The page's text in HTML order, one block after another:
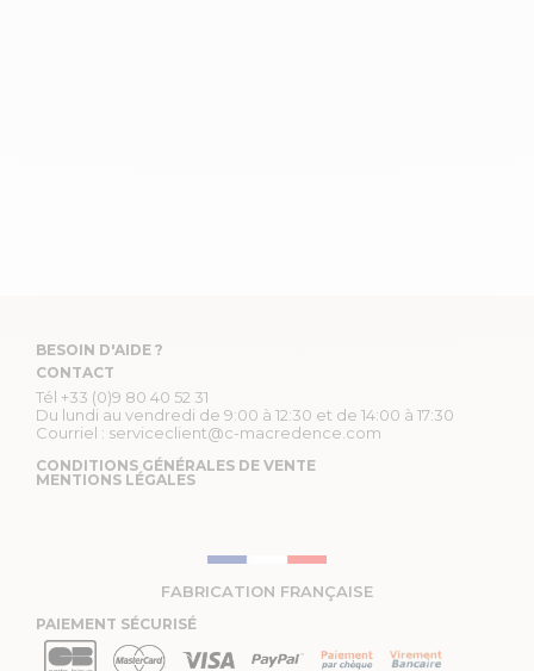
BESOIN D'AIDE ?
CONTACT
Tél +33 (0)9 80 40 52 31
Du lundi au vendredi de 9:00 à 12:30 et de 14:00 à 17:30
Courriel : serviceclient@c-macredence.com
CONDITIONS GÉNÉRALES DE VENTE
MENTIONS LÉGALES
FABRICATION FRANÇAISE
PAIEMENT SÉCURISÉ